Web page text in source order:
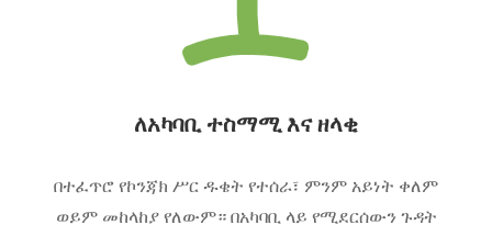
ለአካባቢ ተስማሚ እና ዘላቂ
በተፈጥሮ የኮንጃክ ሥር ዱቄት የተሰራ፣ ምንም አይነት ቀለም
ወይም መከላከያ የለውም። በአካባቢ ላይ የሚደርሰውን ጉዳት